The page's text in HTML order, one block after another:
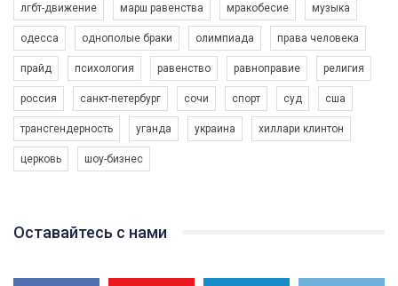
Зупинимо насильство проти ЛГБТ в Україні! Stop violence against LGBT in Ukraine!
6/30/2017
Емоційний та вражаючий промо-ролік на конкурс PACT, який
представляє програму "Гей-альянс Україна" з протидії
насильству проти ЛГБТ в Україні.
Ми просимо вашої підтримки, щоб реалізувати нашу
програму з боротьби з насильством проти ЛГБТ в Україні.
Якщо ти хочеш підтримати нас - просто натисни "лайк" під
best video, representing programme for the development of
1.9K Просмотров • 226 Нравится • 5 Комментариев
лгбт-движение марш равенства мракобесие музыка
одесса однополые браки олимпиада права человека
прайд психология равенство равноправие религия
россия санкт-петербург сочи спорт суд сша
трансгендерность уганда украина хиллари клинтон
церковь шоу-бизнес
Оставайтесь с нами